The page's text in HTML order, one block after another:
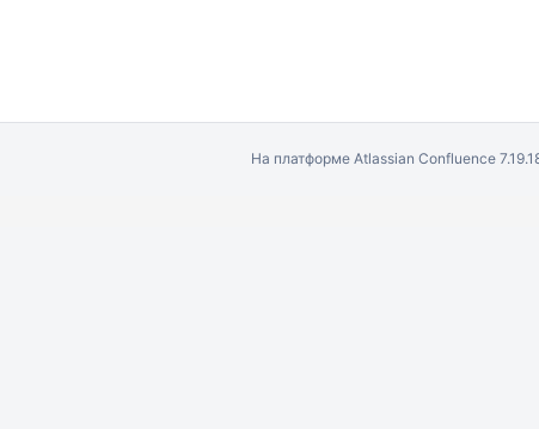
На платформе Atlassian Confluence